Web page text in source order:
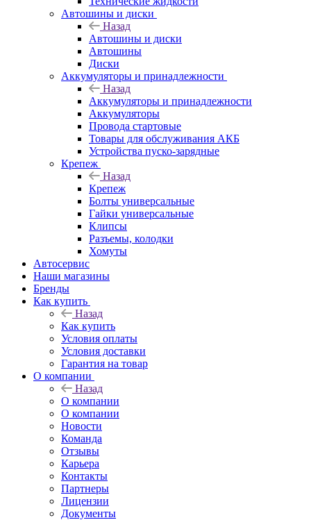
Автошины и диски
Назад
Автошины и диски
Автошины
Диски
Аккумуляторы и принадлежности
Назад
Аккумуляторы и принадлежности
Аккумуляторы
Провода стартовые
Товары для обслуживания АКБ
Устройства пуско-зарядные
Крепеж
Назад
Крепеж
Болты универсальные
Гайки универсальные
Клипсы
Разъемы, колодки
Хомуты
Автосервис
Наши магазины
Бренды
Как купить
Назад
Как купить
Условия оплаты
Условия доставки
Гарантия на товар
О компании
Назад
О компании
О компании
Новости
Команда
Отзывы
Карьера
Контакты
Партнеры
Лицензии
Документы